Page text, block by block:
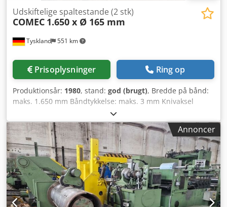
Tyskland 551 km
Udskiftelige spaltestande (2 stk)
COMEC 1.650 x Ø 165 mm
Prisoplysninger Ring op
Produktionsår: 1980, stand: god (brugt), Bredde på bånd:
maks. 1.650 mm Båndtykkelse: maks. 3 mm Knivaksel
diameter: 165 mm Dcodod Ha Hmjpfx Akwok Hastighed:
maks. 150 m/min
Annoncer